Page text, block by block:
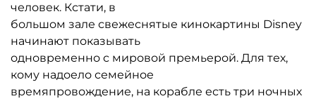
человек. Кстати, в
большом зале свежеснятые кинокартины Disney
начинают показывать
одновременно с мировой премьерой. Для тех,
кому надоело семейное
времяпровождение, на корабле есть три ночных